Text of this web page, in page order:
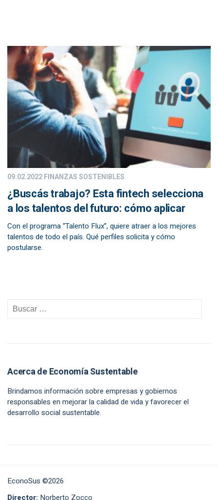
09.02.2022FINANZAS SOSTENIBLES
¿Buscás trabajo? Esta fintech selecciona
a los talentos del futuro: cómo aplicar
Con el programa “Talento Flux”, quiere atraer a los mejores
talentos de todo el país. Qué perfiles solicita y cómo
postularse.
Acerca de Economía Sustentable
Brindamos información sobre empresas y gobiernos
responsables en mejorar la calidad de vida y favorecer el
desarrollo social sustentable.
EconoSus ©2026
Director: Norberto Zocco